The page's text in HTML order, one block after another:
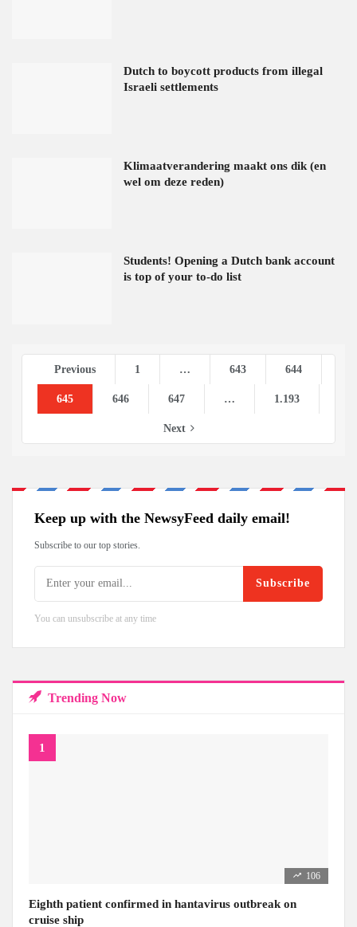
Dutch to boycott products from illegal
Israeli settlements
Klimaatverandering maakt ons dik (en
wel om deze reden)
Students! Opening a Dutch bank account
is top of your to-do list
Previous 1 … 643 644
645 646 647 … 1.193
Next
Keep up with the NewsyFeed daily email!
Subscribe to our top stories.
Subscribe
You can unsubscribe at any time
Trending Now
106
Eighth patient confirmed in hantavirus outbreak on
cruise ship